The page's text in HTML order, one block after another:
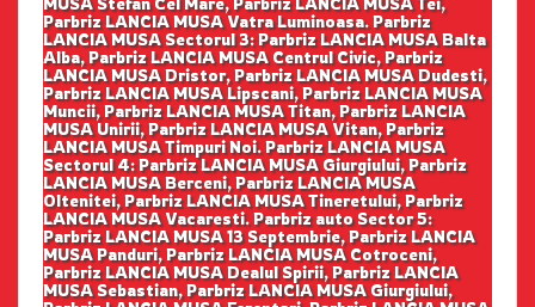
MUSA Stefan Cel Mare, Parbriz LANCIA MUSA Tei,
Parbriz LANCIA MUSA Vatra Luminoasa. Parbriz
LANCIA MUSA Sectorul 3: Parbriz LANCIA MUSA Balta
Alba, Parbriz LANCIA MUSA Centrul Civic, Parbriz
LANCIA MUSA Dristor, Parbriz LANCIA MUSA Dudesti,
Parbriz LANCIA MUSA Lipscani, Parbriz LANCIA MUSA
Muncii, Parbriz LANCIA MUSA Titan, Parbriz LANCIA
MUSA Unirii, Parbriz LANCIA MUSA Vitan, Parbriz
LANCIA MUSA Timpuri Noi. Parbriz LANCIA MUSA
Sectorul 4: Parbriz LANCIA MUSA Giurgiului, Parbriz
LANCIA MUSA Berceni, Parbriz LANCIA MUSA
Oltenitei, Parbriz LANCIA MUSA Tineretului, Parbriz
LANCIA MUSA Vacaresti. Parbriz auto Sector 5:
Parbriz LANCIA MUSA 13 Septembrie, Parbriz LANCIA
MUSA Panduri, Parbriz LANCIA MUSA Cotroceni,
Parbriz LANCIA MUSA Dealul Spirii, Parbriz LANCIA
MUSA Sebastian, Parbriz LANCIA MUSA Giurgiului,